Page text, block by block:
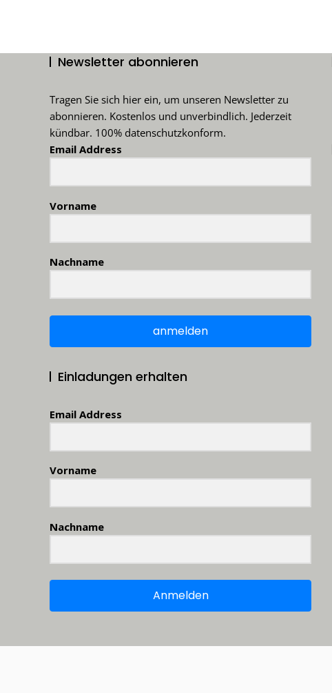
Newsletter abonnieren
Tragen Sie sich hier ein, um unseren Newsletter zu
abonnieren. Kostenlos und unverbindlich. Jederzeit
kündbar. 100% datenschutzkonform.
Email Address
Vorname
Nachname
anmelden
Einladungen erhalten
Email Address
Vorname
Nachname
Anmelden